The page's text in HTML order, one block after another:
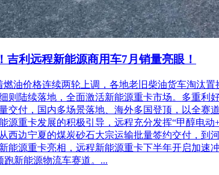
吉利远程新能源商用车7月销量亮眼！
燃油价格连续两轮上调，各地老旧柴油货车淘汰
则陆续落地，全面激活新能源重卡市场。多重利
交付，国内多场景落地、海外多国登顶，以全赛
源重卡发展的积极引导，远程充分发挥“甲醇电
西边宁夏的煤炭砂石大宗运输批量签约交付，到
能源重卡亮相，远程新能源重卡下半年开启加
跑新能源物流车赛道。...